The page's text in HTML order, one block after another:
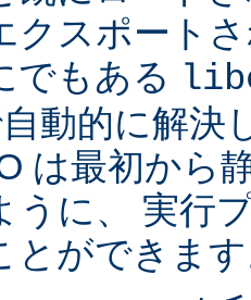
クスポート
でもある
動的に解決
は最初から
うに、 実行
とができま